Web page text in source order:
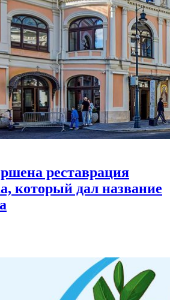
реставрация
который дал название